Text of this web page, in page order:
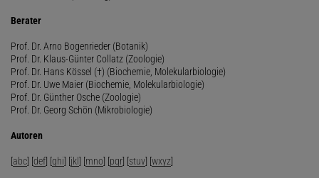
Berater
Prof. Dr. Arno Bogenrieder (Botanik)
Prof. Dr. Klaus-Günter Collatz (Zoologie)
Prof. Dr. Hans Kössel (†) (Biochemie, Molekularbiologie)
Prof. Dr. Uwe Maier (Biochemie, Molekularbiologie)
Prof. Dr. Günther Osche (Zoologie)
Prof. Dr. Georg Schön (Mikrobiologie)
Autoren
[abc] [def] [ghi] [jkl] [mno] [pqr] [stuv] [wxyz]